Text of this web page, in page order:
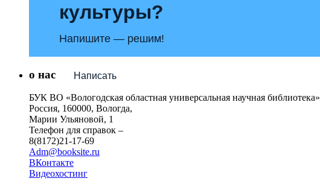
культуры?
Напишите — решим!
Написать
о нас
БУК ВО «Вологодская областная универсальная научная библиотека»
Россия, 160000, Вологда,
Марии Ульяновой, 1
Телефон для справок –
8(8172)21-17-69
Adm@booksite.ru
ВКонтакте
Видеохостинг